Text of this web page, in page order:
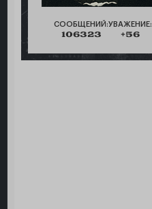
СООБЩЕНИЙ:
106323
УВАЖЕНИЕ:
+56